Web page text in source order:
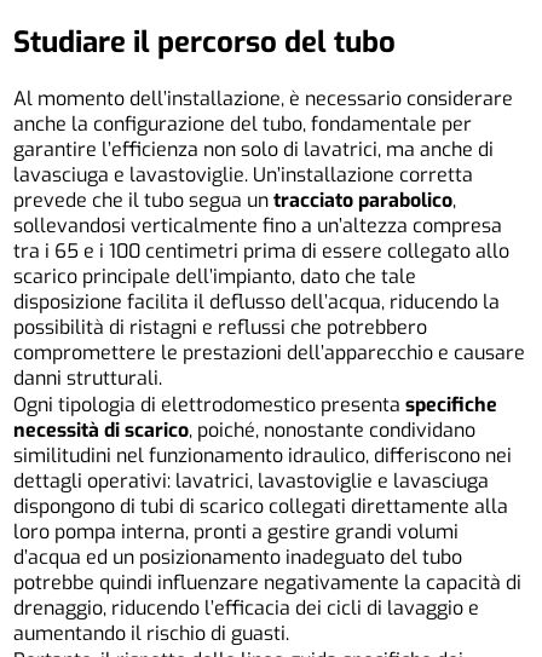
Studiare il percorso del tubo
Al momento dell’installazione, è necessario considerare
anche la configurazione del tubo, fondamentale per
garantire l’efficienza non solo di lavatrici, ma anche di
lavasciuga e lavastoviglie. Un’installazione corretta
prevede che il tubo segua untracciato parabolico,
sollevandosi verticalmente fino a un’altezza compresa
tra i 65 e i 100 centimetri prima di essere collegato allo
scarico principale dell’impianto, dato che tale
disposizione facilita il deflusso dell’acqua, riducendo la
possibilità di ristagni e reflussi che potrebbero
compromettere le prestazioni dell’apparecchio e causare
danni strutturali.
Ogni tipologia di elettrodomestico presentaspecifiche
necessità di scarico, poiché, nonostante condividano
similitudini nel funzionamento idraulico, differiscono nei
dettagli operativi: lavatrici, lavastoviglie e lavasciuga
dispongono di tubi di scarico collegati direttamente alla
loro pompa interna, pronti a gestire grandi volumi
d’acqua ed un posizionamento inadeguato del tubo
potrebbe quindi influenzare negativamente la capacità di
drenaggio, riducendo l’efficacia dei cicli di lavaggio e
aumentando il rischio di guasti.